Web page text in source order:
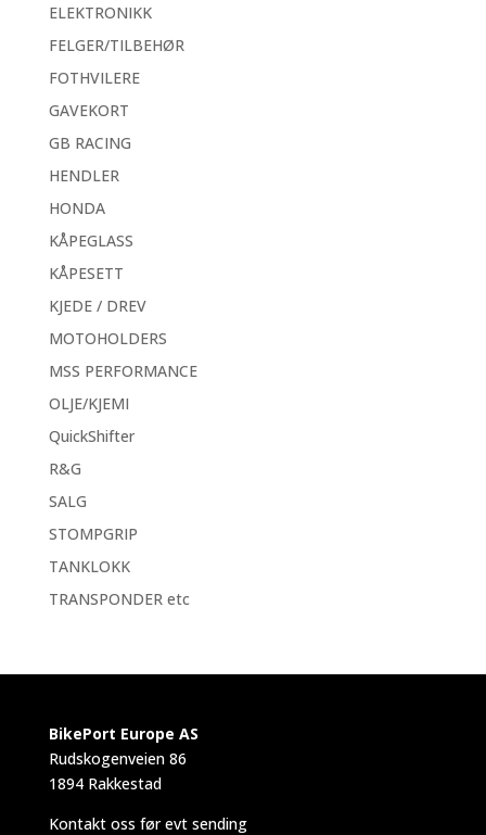
ELEKTRONIKK
FELGER/TILBEHØR
FOTHVILERE
GAVEKORT
GB RACING
HENDLER
HONDA
KÅPEGLASS
KÅPESETT
KJEDE / DREV
MOTOHOLDERS
MSS PERFORMANCE
OLJE/KJEMI
QuickShifter
R&G
SALG
STOMPGRIP
TANKLOKK
TRANSPONDER etc
BikePort Europe AS
Rudskogenveien 86
1894 Rakkestad
Kontakt oss før evt sending